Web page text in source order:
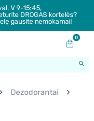
V 9-15:45,
DROGAS kortelės?
gausite nemokamai!
0
Dezodorantai